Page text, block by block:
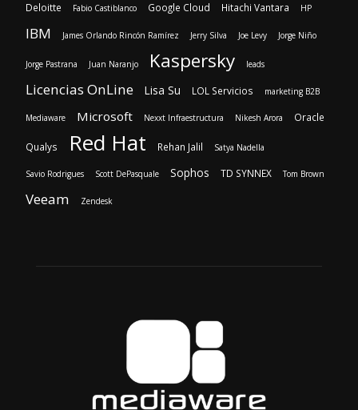
Deloitte Fabio Castiblanco Google Cloud Hitachi Vantara HP
IBM James Orlando Rincón Ramírez Jerry Silva Joe Levy Jorge Niño
Jorge Pastrana Juan Naranjo Kaspersky leads
Licencias OnLine Lisa Su LOL Servicios marketing B2B
Mediaware Microsoft Nexxt Infraestructura Nikesh Arora Oracle
Qualys Red Hat Rehan Jalil Satya Nadella
Savio Rodrigues Scott DePasquale Sophos TD SYNNEX Tom Brown
Veeam Zendesk